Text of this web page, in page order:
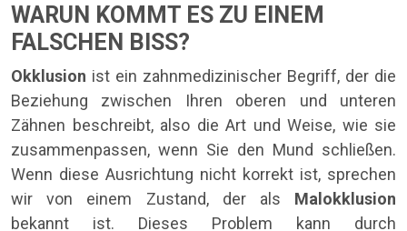
WARUN KOMMT ES ZU EINEM
FALSCHEN BISS?
Okklusion ist ein zahnmedizinischer Begriff, der die
Beziehung zwischen Ihren oberen und unteren
Zähnen beschreibt, also die Art und Weise, wie sie
zusammenpassen, wenn Sie den Mund schließen.
Wenn diese Ausrichtung nicht korrekt ist, sprechen
wir von einem Zustand, der als Malokklusion
bekannt ist. Dieses Problem kann durch